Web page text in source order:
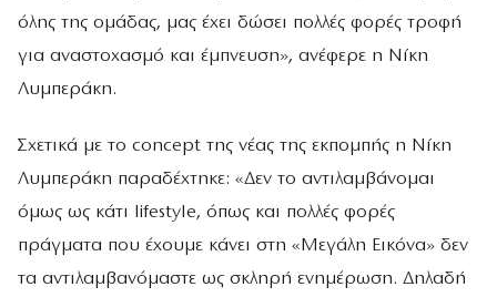
όλης της ομάδας, μας έχει δώσει πολλές φορές τροφή
για αναστοχασμό και έμπνευση», ανέφερε η Νίκη
Λυμπεράκη.
Σχετικά με το concept της νέας της εκπομπής η Νίκη
Λυμπεράκη παραδέχτηκε: «Δεν το αντιλαμβάνομαι
όμως ως κάτι lifestyle, όπως και πολλές φορές
πράγματα που έχουμε κάνει στη «Μεγάλη Εικόνα» δεν
τα αντιλαμβανόμαστε ως σκληρή ενημέρωση. Δηλαδή